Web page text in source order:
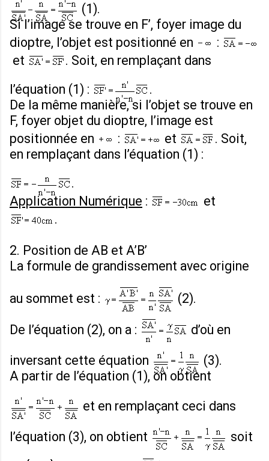
(1).
Si l’image se trouve en F’, foyer image du
dioptre, l’objet est positionné en
:
et
. Soit, en remplaçant dans
l’équation (1) :
.
De la même manière, si l’objet se trouve en
F, foyer objet du dioptre, l’image est
positionnée en
: et
. Soit,
en remplaçant dans l’équation (1) :
.
Application Numérique :
et
.
2. Position de AB et A’B’
La formule de grandissement avec origine
au sommet est : (2).
De l’équation (2), on a : d’où en
inversant cette équation
(3).
A partir de l’équation (1), on obtient
et en remplaçant ceci dans
l’équation (3), on obtient soit